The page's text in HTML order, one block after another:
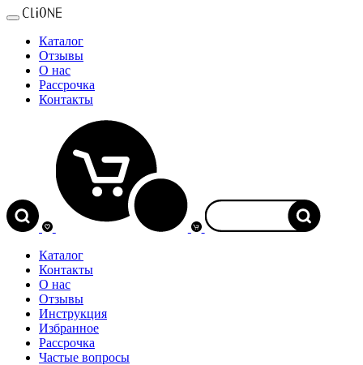
Каталог
Отзывы
О нас
Рассрочка
Контакты
Каталог
Контакты
О нас
Отзывы
Инструкция
Избранное
Рассрочка
Частые вопросы